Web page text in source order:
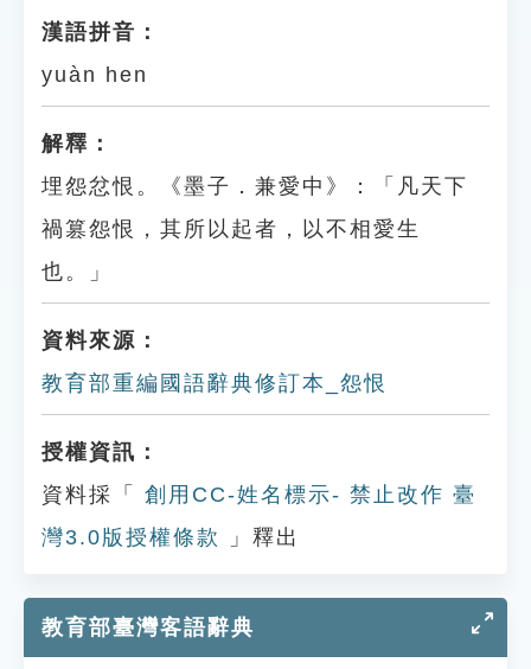
漢語拼音：
yuàn hen
解釋：
埋怨忿恨。《墨子．兼愛中》：「凡天下
禍篡怨恨，其所以起者，以不相愛生
也。」
資料來源：
教育部重編國語辭典修訂本_怨恨
授權資訊：
資料採「
創用CC-姓名標示- 禁止改作 臺
灣3.0版授權條款
」釋出
教育部臺灣客語辭典